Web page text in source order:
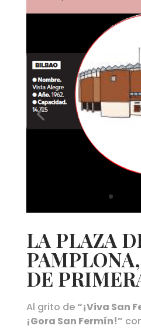
LA PLAZA
PAMPLONA,
DE
Al grito de “¡Viva San